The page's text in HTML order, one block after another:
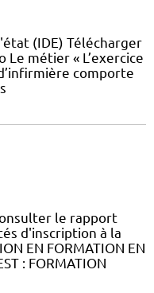
(IDE) Télécharger
Le métier « L’exercice
comporte
le rapport
d'inscription à la
EN FORMATION EN
: FORMATION